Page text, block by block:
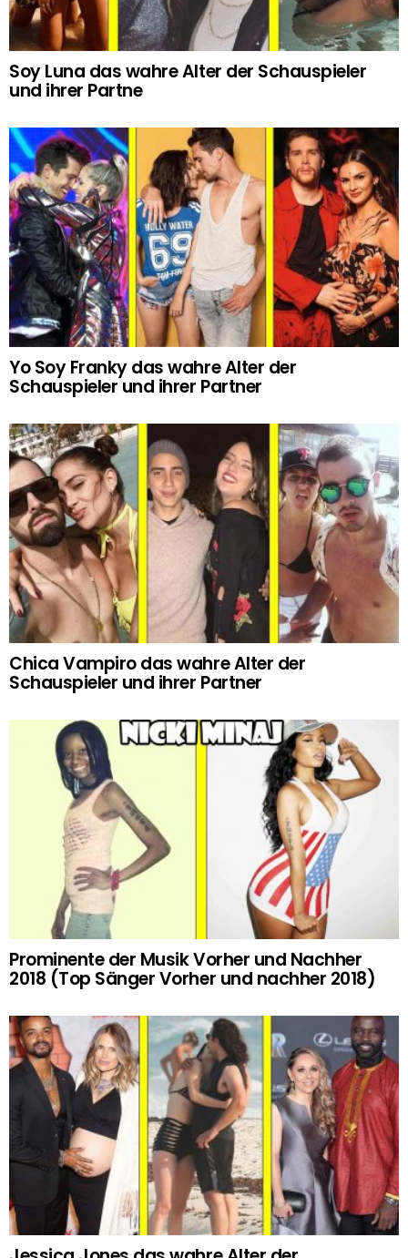
Soy Luna das wahre Alter der Schauspieler
und ihrer Partne
Yo Soy Franky das wahre Alter der
Schauspieler und ihrer Partner
Chica Vampiro das wahre Alter der
Schauspieler und ihrer Partner
Prominente der Musik Vorher und Nachher
2018 (Top Sänger Vorher und nachher 2018)